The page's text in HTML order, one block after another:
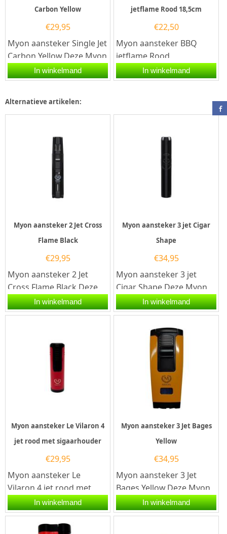
Carbon Yellow
€29,95
Myon aansteker Single Jet
Carbon Yellow.Deze Myon
aansteker heeft een
Carbon afwerking met
In winkelmand
jetflame Rood 18,5cm
€22,50
Myon aansteker BBQ
jetflame Rood
18,5cm.Deze Myon
aansteker heeft een rode
In winkelmand
Alternatieve artikelen:
Myon aansteker 2 Jet Cross
Flame Black
€29,95
Myon aansteker 2 Jet
Cross Flame Black.Deze
Myon aansteker heeft
een zwarte afwerking. De
In winkelmand
Myon aansteker 3 jet Cigar
Shape
€34,95
Myon aansteker 3 jet
Cigar Shape.Deze Myon
aansteker heeft een
zwarte afwerking. De
aansteker heeft...
In winkelmand
Myon aansteker Le Vilaron 4
jet rood met sigaarhouder
€29,95
Myon aansteker Le
Vilaron 4 jet rood met
sigaarhouder.Deze Myon
aansteker heeft een rode
afwerking...
In winkelmand
Myon aansteker 3 Jet Bages
Yellow
€34,95
Myon aansteker 3 Jet
Bages Yellow.Deze Myon
aansteker heeft een gele
afwerking. De aansteker
In winkelmand